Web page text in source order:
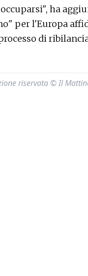
ha
per l'Europa
di
riservata © Il